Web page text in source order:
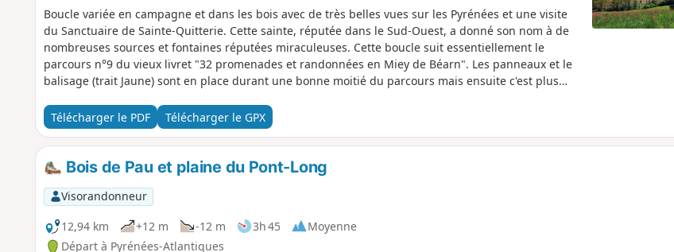
Boucle variée en campagne et dans les bois avec de très belles vues sur les Pyrénées et une visite
du Sanctuaire de Sainte-Quitterie. Cette sainte, réputée dans le Sud-Ouest, a donné son nom à de
nombreuses sources et fontaines réputées miraculeuses. Cette boucle suit essentiellement le
parcours n°9 du vieux livret "32 promenades et randonnées en Miey de Béarn". Les panneaux et le
balisage (trait Jaune) sont en place durant une bonne moitié du parcours mais ensuite c'est plus
Télécharger le PDF
Télécharger le GPX
Bois de Pau et plaine du Pont-Long
Visorandonneur
12,94 km
+12 m -12 m 3h 45
Moyenne
Départ à Pyrénées-Atlantiques